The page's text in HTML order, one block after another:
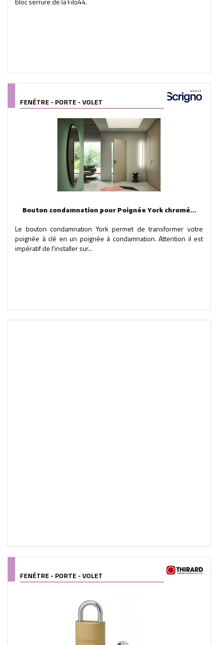
FENÊTRE - PORTE - VOLET
Bouton condamnation pour Poignée York chromé...
Le bouton condamnation York permet de transformer votre
poignée à clé en un poignée à condamnation. Attention il est
impératif de l'installer sur...
FENÊTRE - PORTE - VOLET